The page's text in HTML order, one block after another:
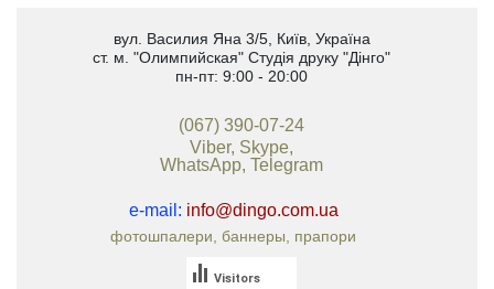
вул. Василия Яна 3/5, Київ, Україна
ст. м. "Олимпийская" Студія друку "Дінго"
пн-пт: 9:00 - 20:00
(067) 390-07-24
Viber, Skype,
WhatsApp, Telegram
e-mail: info@dingo.com.ua
фотошпалери, баннеры, прапори
Visitors